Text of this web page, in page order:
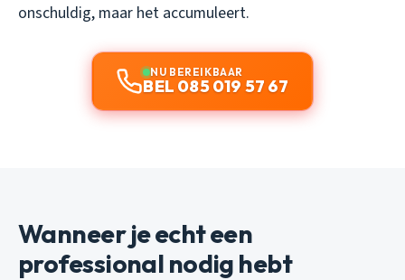
onschuldig, maar het accumuleert.
NU BEREIKBAAR
BEL 085 019 57 67
Wanneer je echt een
professional nodig hebt